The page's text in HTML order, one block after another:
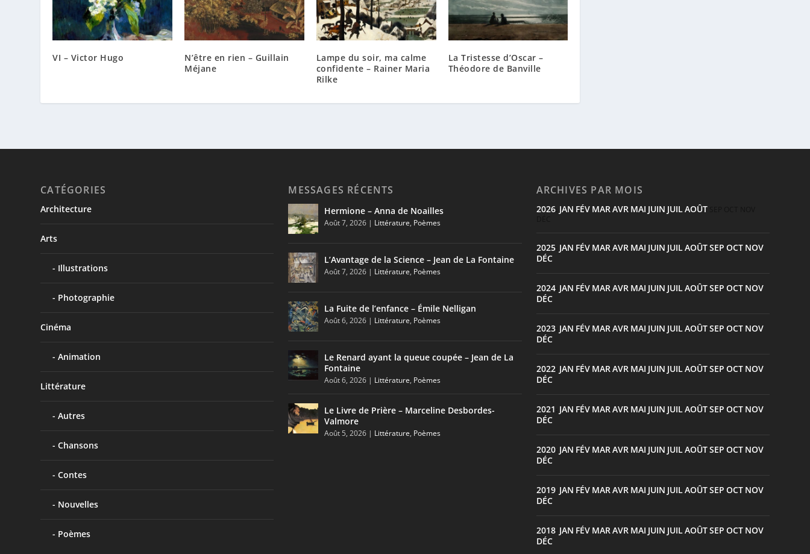
VI – Victor Hugo
N’être en rien – Guillain
Méjane
Lampe du soir, ma calme
confidente – Rainer Maria
Rilke
La Tristesse d’Oscar –
Théodore de Banville
CATÉGORIES
Architecture
Arts
Illustrations
Photographie
Cinéma
Animation
Littérature
Autres
Chansons
Contes
Nouvelles
Poèmes
MESSAGES RÉCENTS
Hermione – Anna de Noailles
Août 7, 2026 | Littérature, Poèmes
L’Avantage de la Science – Jean de La Fontaine
Août 7, 2026 | Littérature, Poèmes
La Fuite de l’enfance – Émile Nelligan
Août 6, 2026 | Littérature, Poèmes
Le Renard ayant la queue coupée – Jean de La
Fontaine
Août 6, 2026 | Littérature, Poèmes
Le Livre de Prière – Marceline Desbordes-
Valmore
Août 5, 2026 | Littérature, Poèmes
ARCHIVES PAR MOIS
2026: JAN FÉV MAR AVR MAI JUIN JUIL AOÛT
2025: JAN FÉV MAR AVR MAI JUIN JUIL AOÛTSEP OCT NOV
DÉC
2024: JAN FÉV MAR AVR MAI JUIN JUIL AOÛTSEP OCT NOV
DÉC
2023: JAN FÉV MAR AVR MAI JUIN JUIL AOÛTSEP OCT NOV
DÉC
2022: JAN FÉV MAR AVR MAI JUIN JUIL AOÛTSEP OCT NOV
DÉC
2021 JAN FÉV MAR AVR MAI JUIN JUIL AOÛTSEP OCT NOV
DÉC
2020: JAN FÉV MAR AVR MAI JUIN JUIL AOÛTSEP OCT NOV
DÉC
2019: JAN FÉV MAR AVR MAI JUIN JUIL AOÛTSEP OCT NOV
DÉC
2018: JAN FÉV MAR AVR MAI JUIN JUIL AOÛTSEP OCT NOV
DÉC